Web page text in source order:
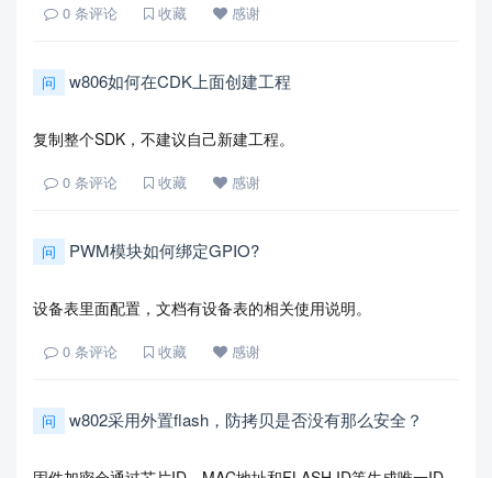
0 条评论 收藏 感谢
问 w806如何在CDK上面创建工程
复制整个SDK，不建议自己新建工程。
0 条评论 收藏 感谢
问 PWM模块如何绑定GPIO?
设备表里面配置，文档有设备表的相关使用说明。
0 条评论 收藏 感谢
问 w802采用外置flash，防拷贝是否没有那么安全？